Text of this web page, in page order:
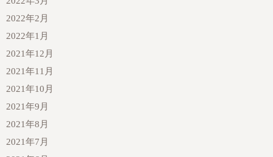
2022年2月
2022年1月
2021年12月
2021年11月
2021年10月
2021年9月
2021年8月
2021年7月